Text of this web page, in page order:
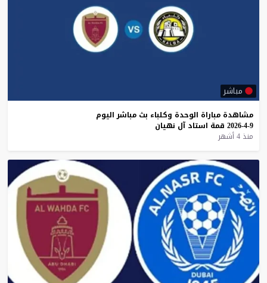
مباشر
مشاهدة مباراة الوحدة وكلباء بث مباشر اليوم
9-4-2026
قمة استاد آل نهيان
منذ 4 أشهر